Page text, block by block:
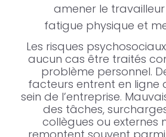
amener le
fatigue physique et
Les risques
aucun cas être traités
problème personnel.
facteurs entrent en ligne
sein de l’entreprise.
des tâches,
collègues ou externes